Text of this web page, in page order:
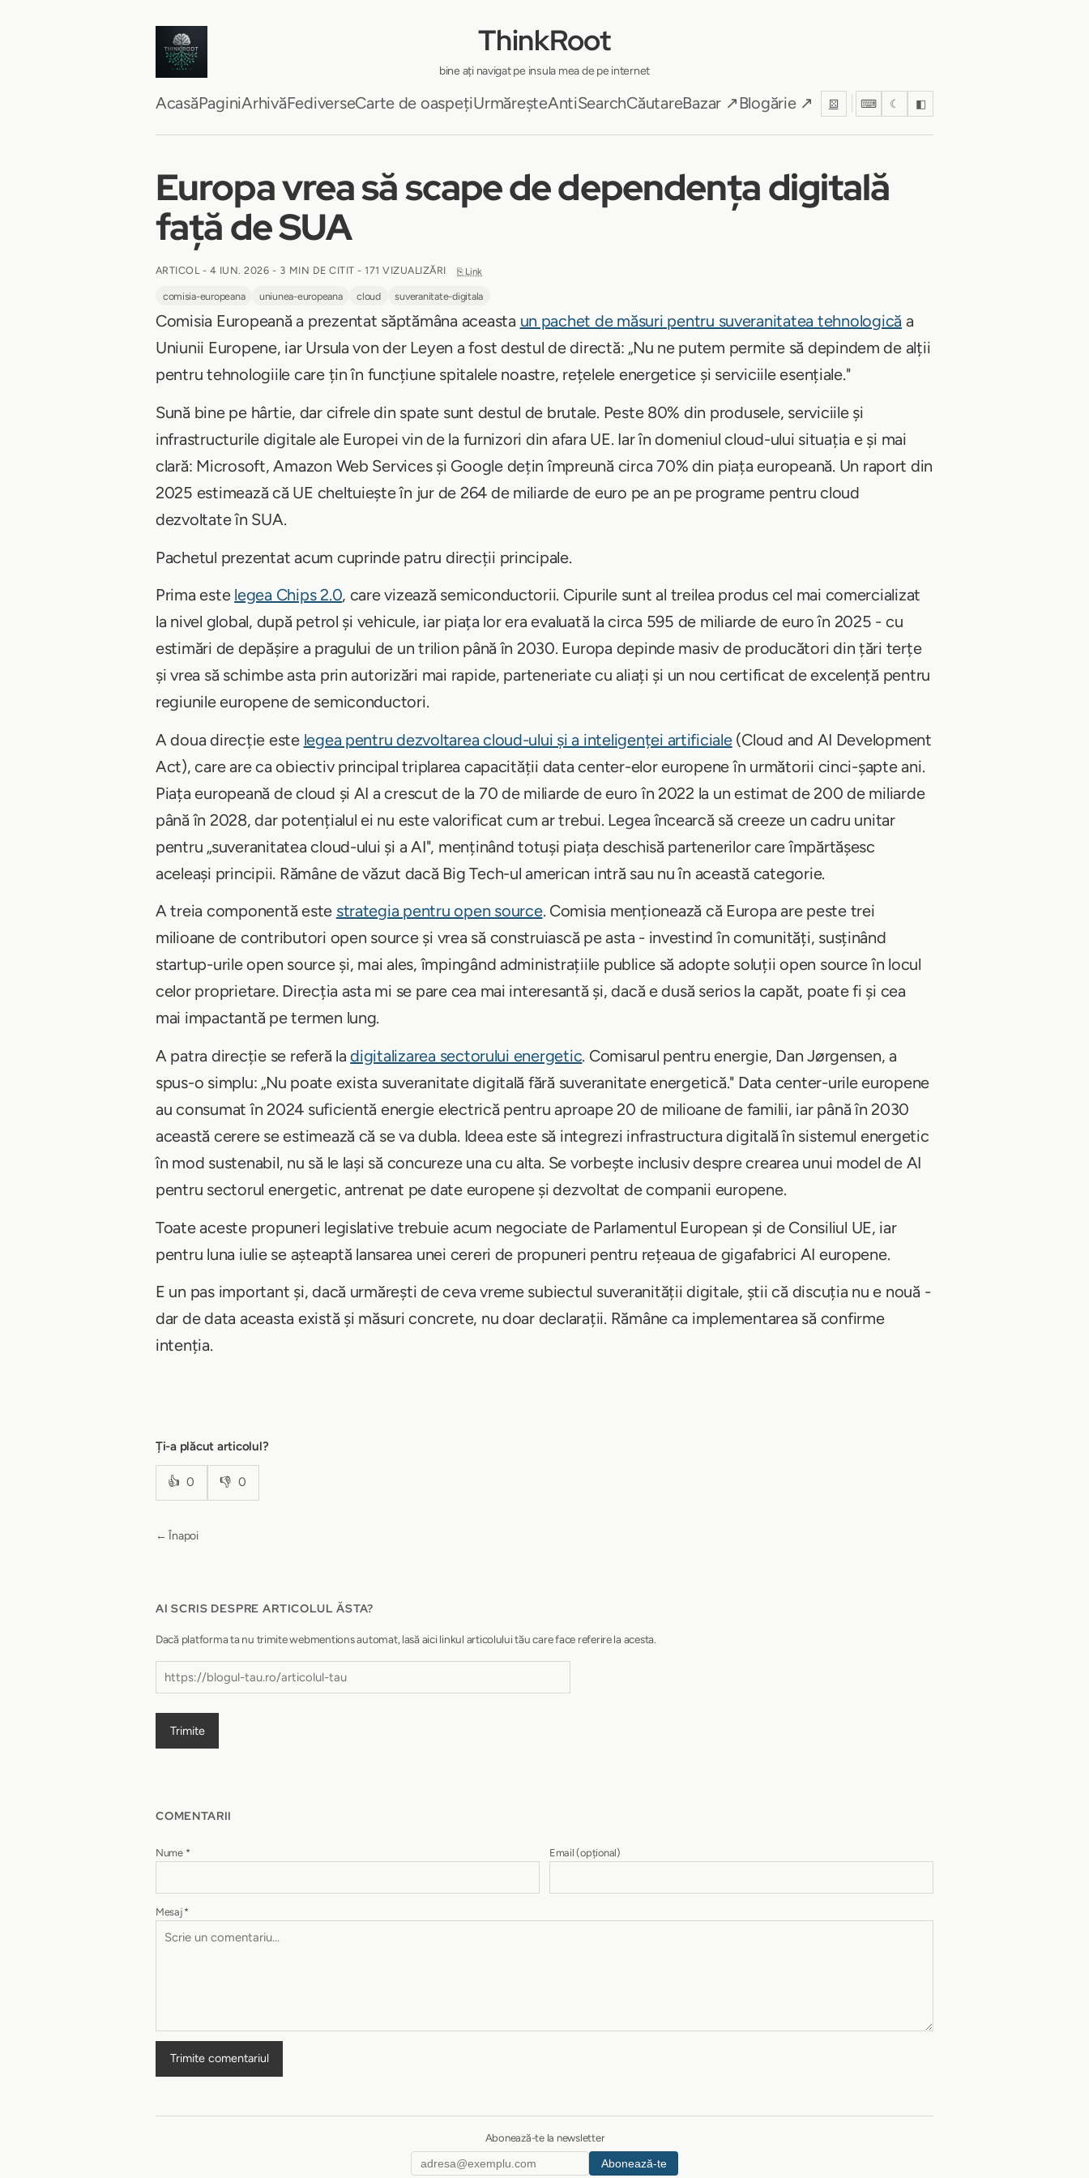
ThinkRoot
bine ați navigat pe insula mea de pe internet
AcasăPaginiArhivăFediverseCarte de oaspețiUrmăreșteAntiSearchCăutareBazar ↗ Blogărie ↗ ⚄ ⌨ ☾ ◧
Europa vrea să scape de dependența digitală
față de SUA
ARTICOL - 4 IUN. 2026 - 3 MIN DE CITIT - 171 VIZUALIZĂRI ⎘ Link
comisia-europeana uniunea-europeana cloud suveranitate-digitala
Comisia Europeană a prezentat săptămâna aceasta un pachet de măsuri pentru suveranitatea tehnologică a
Uniunii Europene, iar Ursula von der Leyen a fost destul de directă: „Nu ne putem permite să depindem de alții
pentru tehnologiile care țin în funcțiune spitalele noastre, rețelele energetice și serviciile esențiale."
Sună bine pe hârtie, dar cifrele din spate sunt destul de brutale. Peste 80% din produsele, serviciile și
infrastructurile digitale ale Europei vin de la furnizori din afara UE. Iar în domeniul cloud-ului situația e și mai
clară: Microsoft, Amazon Web Services și Google dețin împreună circa 70% din piața europeană. Un raport din
2025 estimează că UE cheltuiește în jur de 264 de miliarde de euro pe an pe programe pentru cloud
dezvoltate în SUA.
Pachetul prezentat acum cuprinde patru direcții principale.
Prima este legea Chips 2.0, care vizează semiconductorii. Cipurile sunt al treilea produs cel mai comercializat
la nivel global, după petrol și vehicule, iar piața lor era evaluată la circa 595 de miliarde de euro în 2025 - cu
estimări de depășire a pragului de un trilion până în 2030. Europa depinde masiv de producători din țări terțe
și vrea să schimbe asta prin autorizări mai rapide, parteneriate cu aliați și un nou certificat de excelență pentru
regiunile europene de semiconductori.
A doua direcție este legea pentru dezvoltarea cloud-ului și a inteligenței artificiale(Cloud and AI Development
Act), care are ca obiectiv principal triplarea capacității data center-elor europene în următorii cinci-șapte ani.
Piața europeană de cloud și AI a crescut de la 70 de miliarde de euro în 2022 la un estimat de 200 de miliarde
până în 2028, dar potențialul ei nu este valorificat cum ar trebui. Legea încearcă să creeze un cadru unitar
pentru „suveranitatea cloud-ului și a AI", menținând totuși piața deschisă partenerilor care împărtășesc
aceleași principii. Rămâne de văzut dacă Big Tech-ul american intră sau nu în această categorie.
A treia componentă este strategia pentru open source. Comisia menționează că Europa are peste trei
milioane de contributori open source și vrea să construiască pe asta - investind în comunități, susținând
startup-urile open source și, mai ales, împingând administrațiile publice să adopte soluții open source în locul
celor proprietare. Direcția asta mi se pare cea mai interesantă și, dacă e dusă serios la capăt, poate fi și cea
mai impactantă pe termen lung.
A patra direcție se referă ladigitalizarea sectorului energetic. Comisarul pentru energie, Dan Jørgensen, a
spus-o simplu: „Nu poate exista suveranitate digitală fără suveranitate energetică." Data center-urile europene
au consumat în 2024 suficientă energie electrică pentru aproape 20 de milioane de familii, iar până în 2030
această cerere se estimează că se va dubla. Ideea este să integrezi infrastructura digitală în sistemul energetic
în mod sustenabil, nu să le lași să concureze una cu alta. Se vorbește inclusiv despre crearea unui model de AI
pentru sectorul energetic, antrenat pe date europene și dezvoltat de companii europene.
Toate aceste propuneri legislative trebuie acum negociate de Parlamentul European și de Consiliul UE, iar
pentru luna iulie se așteaptă lansarea unei cereri de propuneri pentru rețeaua de gigafabrici AI europene.
E un pas important și, dacă urmărești de ceva vreme subiectul suveranității digitale, știi că discuția nu e nouă -
dar de data aceasta există și măsuri concrete, nu doar declarații. Rămâne ca implementarea să confirme
intenția.
Ți-a plăcut articolul?
👍 0 👎 0
← Înapoi
AI SCRIS DESPRE ARTICOLUL ĂSTA?
Dacă platforma ta nu trimite webmentions automat, lasă aici linkul articolului tău care face referire la acesta.
Trimite
COMENTARII
Nume * Email(opțional)
Mesaj *
Trimite comentariul
Abonează-te la newsletter
Abonează-te